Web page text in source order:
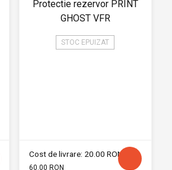
Protectie rezervor PRINT
GHOST VFR
STOC EPUIZAT
Cost de livrare: 20.00 RON
60.00 RON